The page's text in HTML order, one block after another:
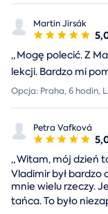
Martin Jirsák
„Mogę polecić. Z
lekcji. Bardzo mi
Opcja: Praha, 6 hodin,
Petra Vafková
„Witam, mój dzień
Vladimir był bardzo
mnie wielu rzeczy.
tańca. To było